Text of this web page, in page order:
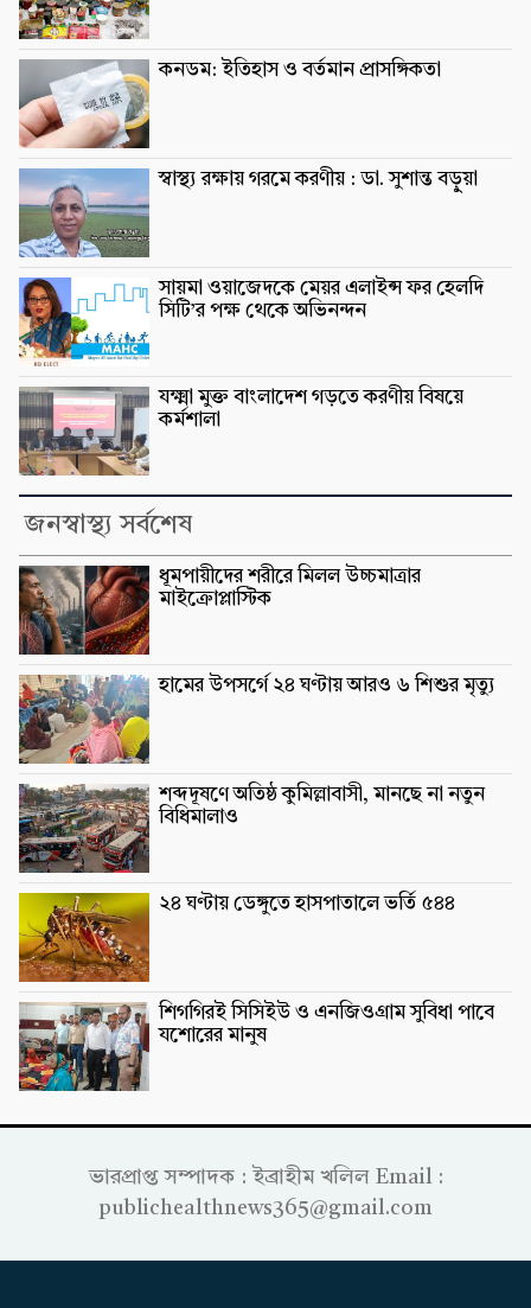
কনডম: ইতিহাস ও বর্তমান প্রাসঙ্গিকতা
স্বাস্থ্য রক্ষায় গরমে করণীয় : ডা. সুশান্ত বড়ুুয়া
সায়মা ওয়াজেদকে মেয়র এলাইন্স ফর হেলদি
সিটি’র পক্ষ থেকে অভিনন্দন
যক্ষ্মা মুক্ত বাংলাদেশ গড়তে করণীয় বিষয়ে
কর্মশালা
জনস্বাস্থ্য সর্বশেষ
ধূমপায়ীদের শরীরে মিলল উচ্চমাত্রার
মাইক্রোপ্লাস্টিক
হামের উপসর্গে ২৪ ঘণ্টায় আরও ৬ শিশুর মৃত্যু
শব্দদূষণে অতিষ্ঠ কুমিল্লাবাসী, মানছে না নতুন
বিধিমালাও
২৪ ঘণ্টায় ডেঙ্গুতে হাসপাতালে ভর্তি ৫৪৪
শিগগিরই সিসিইউ ও এনজিওগ্রাম সুবিধা পাবে
যশোরের মানুষ
ভারপ্রাপ্ত সম্পাদক : ইব্রাহীম খলিল Email :
publichealthnews365@gmail.com